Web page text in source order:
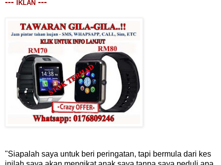
--- IKLAN ---
"Siapalah saya untuk beri peringatan, tapi bermula dari kes